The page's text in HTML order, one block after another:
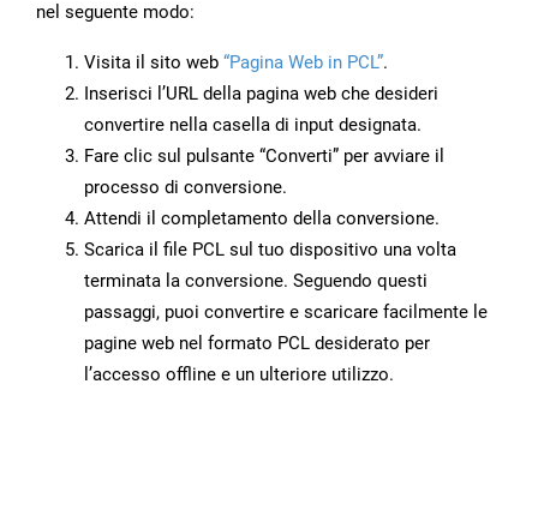
nel seguente modo:
Visita il sito web “Pagina Web in PCL”.
Inserisci l’URL della pagina web che desideri
convertire nella casella di input designata.
Fare clic sul pulsante “Converti” per avviare il
processo di conversione.
Attendi il completamento della conversione.
Scarica il file PCL sul tuo dispositivo una volta
terminata la conversione. Seguendo questi
passaggi, puoi convertire e scaricare facilmente le
pagine web nel formato PCL desiderato per
l’accesso offline e un ulteriore utilizzo.